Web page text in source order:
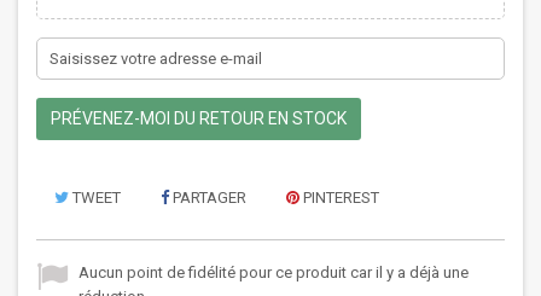
PRÉVENEZ-MOI DU RETOUR EN STOCK
TWEET PARTAGER PINTEREST
Aucun point de fidélité pour ce produit car il y a déjà une